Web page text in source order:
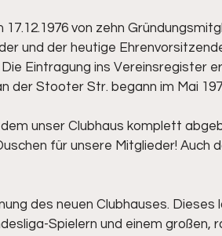
17.12.1976 von zehn
und der heutige
Eintragung ins Vereinsregister
der Stooter Str. begann im Mai
unser Clubhaus komplett
für unsere Mitglieder! Auch
des neuen Clubhauses.
Spielern und einem großen,